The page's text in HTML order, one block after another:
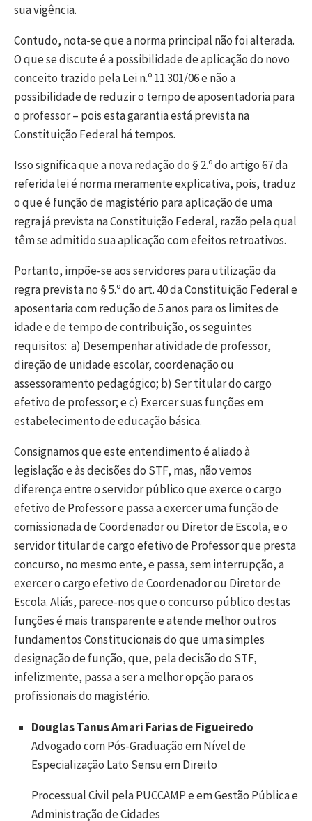
sua vigência.
Contudo, nota-se que a norma principal não foi alterada.
O que se discute é a possibilidade de aplicação do novo
conceito trazido pela Lei n.º 11.301/06 e não a
possibilidade de reduzir o tempo de aposentadoria para
o professor – pois esta garantia está prevista na
Constituição Federal há tempos.
Isso significa que a nova redação do § 2.º do artigo 67 da
referida lei é norma meramente explicativa, pois, traduz
o que é função de magistério para aplicação de uma
regra já prevista na Constituição Federal, razão pela qual
têm se admitido sua aplicação com efeitos retroativos.
Portanto, impõe-se aos servidores para utilização da
regra prevista no § 5.º do art. 40 da Constituição Federal e
aposentaria com redução de 5 anos para os limites de
idade e de tempo de contribuição, os seguintes
requisitos: a) Desempenhar atividade de professor,
direção de unidade escolar, coordenação ou
assessoramento pedagógico; b) Ser titular do cargo
efetivo de professor; e c) Exercer suas funções em
estabelecimento de educação básica.
Consignamos que este entendimento é aliado à
legislação e às decisões do STF, mas, não vemos
diferença entre o servidor público que exerce o cargo
efetivo de Professor e passa a exercer uma função de
comissionada de Coordenador ou Diretor de Escola, e o
servidor titular de cargo efetivo de Professor que presta
concurso, no mesmo ente, e passa, sem interrupção, a
exercer o cargo efetivo de Coordenador ou Diretor de
Escola. Aliás, parece-nos que o concurso público destas
funções é mais transparente e atende melhor outros
fundamentos Constitucionais do que uma simples
designação de função, que, pela decisão do STF,
infelizmente, passa a ser a melhor opção para os
profissionais do magistério.
Douglas Tanus Amari Farias de Figueiredo
Advogado com Pós-Graduação em Nível de
Especialização Lato Sensu em Direito
Processual Civil pela PUCCAMP e em Gestão Pública e
Administração de Cidades